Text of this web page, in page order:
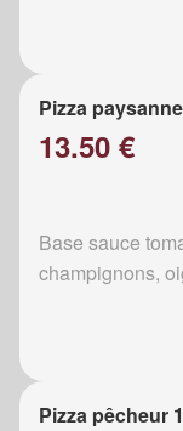
Pizza
13.50 €
Base sauce
champignons,
Pizza pêcheur